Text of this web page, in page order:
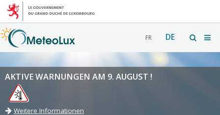
FR DE
AKTIVE WARNUNGEN AM 9. AUGUST !
Weitere Informationen